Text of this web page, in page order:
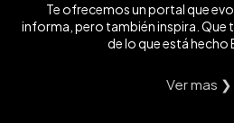
Te ofrecemos un portal que
informa, pero también inspira. Que
de lo que está hecho
Ver mas ❯